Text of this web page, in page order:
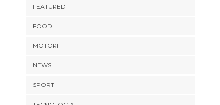
FEATURED
FOOD
MOTORI
NEWS
SPORT